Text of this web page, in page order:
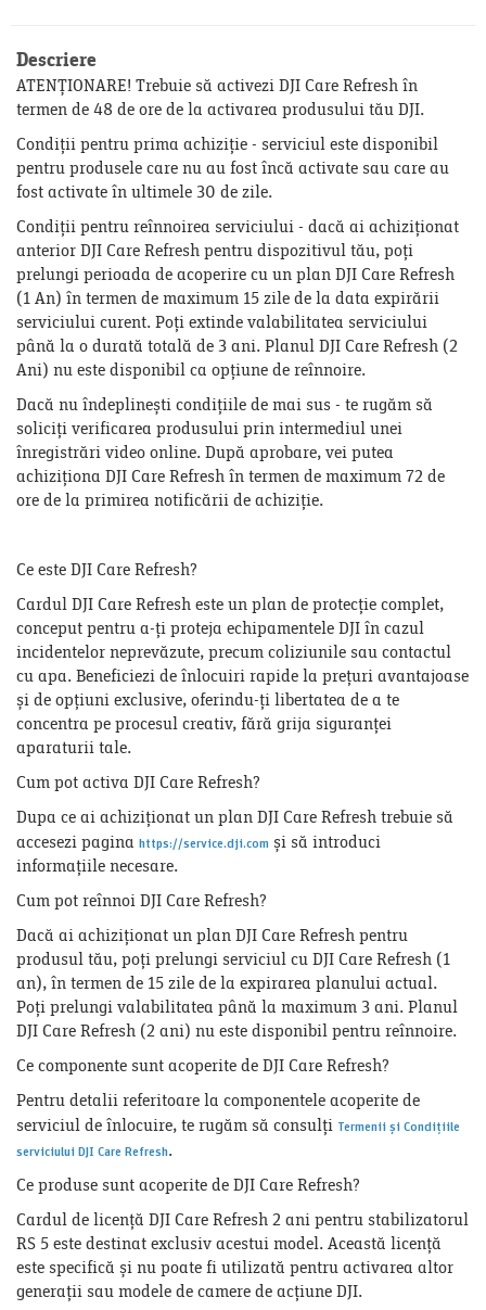
Descriere
ATENȚIONARE! Trebuie să activezi DJI Care Refresh în
termen de 48 de ore de la activarea produsului tău DJI.
Condiții pentru prima achiziție - serviciul este disponibil
pentru produsele care nu au fost încă activate sau care au
fost activate în ultimele 30 de zile.
Condiții pentru reînnoirea serviciului - dacă ai achiziționat
anterior DJI Care Refresh pentru dispozitivul tău, poți
prelungi perioada de acoperire cu un plan DJI Care Refresh
(1 An) în termen de maximum 15 zile de la data expirării
serviciului curent. Poți extinde valabilitatea serviciului
până la o durată totală de 3 ani. Planul DJI Care Refresh (2
Ani) nu este disponibil ca opțiune de reînnoire.
Dacă nu îndeplinești condițiile de mai sus - te rugăm să
soliciți verificarea produsului prin intermediul unei
înregistrări video online. După aprobare, vei putea
achiziționa DJI Care Refresh în termen de maximum 72 de
ore de la primirea notificării de achiziție.
Ce este DJI Care Refresh?
Cardul DJI Care Refresh este un plan de protecție complet,
conceput pentru a-ți proteja echipamentele DJI în cazul
incidentelor neprevăzute, precum coliziunile sau contactul
cu apa. Beneficiezi de înlocuiri rapide la prețuri avantajoase
și de opțiuni exclusive, oferindu-ți libertatea de a te
concentra pe procesul creativ, fără grija siguranței
aparaturii tale.
Cum pot activa DJI Care Refresh?
Dupa ce ai achiziționat un plan DJI Care Refresh trebuie să
accesezi pagina https://service.dji.com și să introduci
informațiile necesare.
Cum pot reînnoi DJI Care Refresh?
Dacă ai achiziționat un plan DJI Care Refresh pentru
produsul tău, poți prelungi serviciul cu DJI Care Refresh (1
an), în termen de 15 zile de la expirarea planului actual.
Poți prelungi valabilitatea până la maximum 3 ani. Planul
DJI Care Refresh (2 ani) nu este disponibil pentru reînnoire.
Ce componente sunt acoperite de DJI Care Refresh?
Pentru detalii referitoare la componentele acoperite de
serviciul de înlocuire, te rugăm să consulți Termenii și Condițiile
serviciului DJI Care Refresh.
Ce produse sunt acoperite de DJI Care Refresh?
Cardul de licență DJI Care Refresh 2 ani pentru stabilizatorul
RS 5 este destinat exclusiv acestui model. Această licență
este specifică și nu poate fi utilizată pentru activarea altor
generații sau modele de camere de acțiune DJI.